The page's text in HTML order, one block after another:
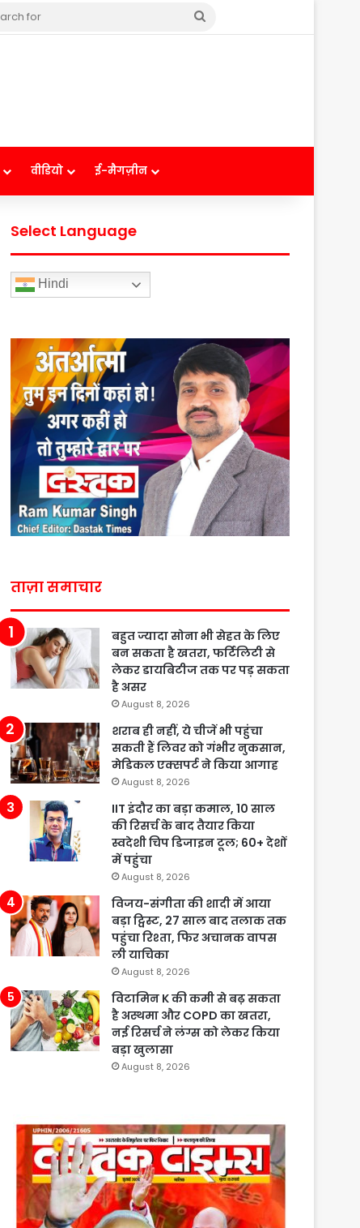
Search
वीडियो ई-मैगज़ीन
Select Language
Hindi
ताज़ा समाचार
बहुत ज्यादा सोना भी सेहत के लिए
बन सकता है खतरा, फर्टिलिटी से
लेकर डायबिटीज तक पर पड़ सकता
है असर
August 8, 2026
शराब ही नहीं, ये चीजें भी पहुंचा
सकती हैं लिवर को गंभीर नुकसान,
मेडिकल एक्सपर्ट ने किया आगाह
August 8, 2026
IIT इंदौर का बड़ा कमाल, 10 साल
की रिसर्च के बाद तैयार किया
स्वदेशी चिप डिजाइन टूल; 60+ देशों
में पहुंचा
August 8, 2026
विजय-संगीता की शादी में आया
बड़ा ट्विस्ट, 27 साल बाद तलाक तक
पहुंचा रिश्ता, फिर अचानक वापस
ली याचिका
August 8, 2026
विटामिन K की कमी से बढ़ सकता
है अस्थमा और COPD का खतरा,
नई रिसर्च ने लंग्स को लेकर किया
बड़ा खुलासा
August 8, 2026